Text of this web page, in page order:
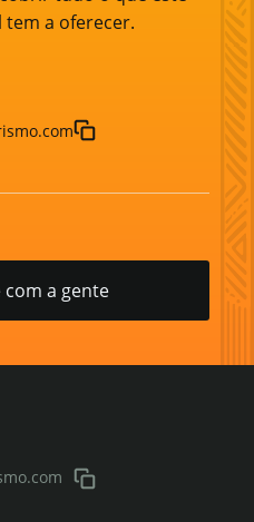
a oferecer.
com a gente